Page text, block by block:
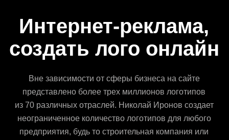
Интернет-реклама,
создать лого онлайн
Вне зависимости от сферы бизнеса на сайте
представлено более трех миллионов логотипов
из 70 различных отраслей. Николай Иронов создает
неограниченное количество логотипов для любого
предприятия, будь то строительная компания или